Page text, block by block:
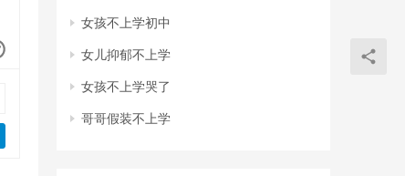
女孩不上学初中
女儿抑郁不上学
女孩不上学哭了
哥哥假装不上学